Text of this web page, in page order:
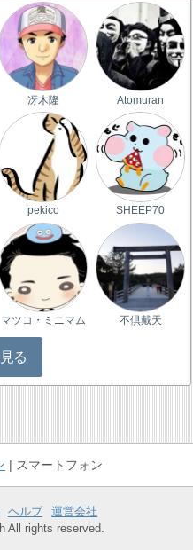
冴木隆 Atomuran
pekico SHEEP70
マツコ・ミニマム 不倶戴天
る
スマートフォン
ヘルプ
運営会社
All rights reserved.